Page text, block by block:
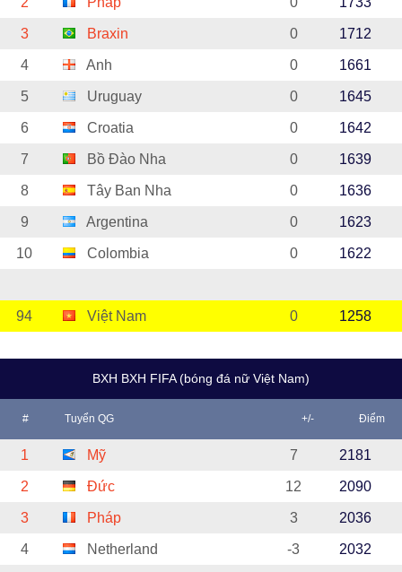
3 Braxin 0 1712
4 Anh 0 1661
5 Uruguay 0 1645
6 Croatia 0 1642
7 Bồ Đào Nha 0 1639
8 Tây Ban Nha 0 1636
9 Argentina 0 1623
10 Colombia 0 1622
94 Việt Nam 0 1258
BXH BXH FIFA (bóng đá nữ Việt Nam)
# Tuyển QG +/- Điểm
1 Mỹ 7 2181
2 Đức 12 2090
3 Pháp 3 2036
4 Netherland -3 2032